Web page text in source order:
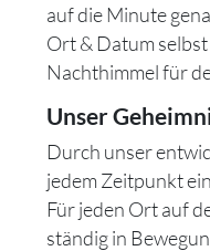
auf die Minute
Ort & Datum
Nachthimmel für
Unser
Durch unser
jedem Zeitpunkt
Für jeden Ort auf
ständig in